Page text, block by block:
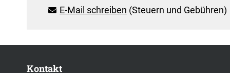
E-Mail schreiben (Steuern und Gebühren)
Kontakt